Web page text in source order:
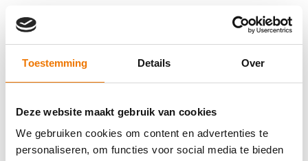
Toestemming Details Over
Deze website maakt gebruik van cookies
We gebruiken cookies om content en advertenties te
personaliseren, om functies voor social media te bieden